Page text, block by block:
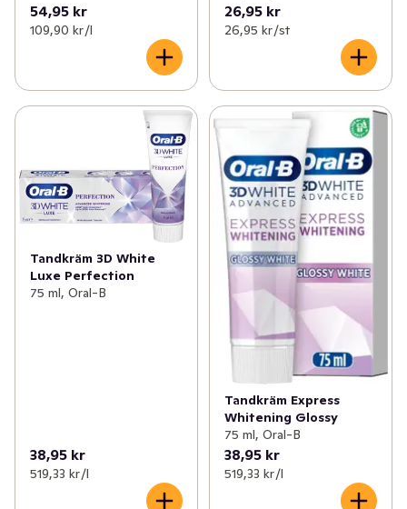
54,95 kr
109,90 kr /l
26,95 kr
26,95 kr /st
Tandkräm 3D White
Luxe Perfection
75 ml, Oral-B
38,95 kr
519,33 kr /l
Tandkräm Express
Whitening Glossy
75 ml, Oral-B
38,95 kr
519,33 kr /l